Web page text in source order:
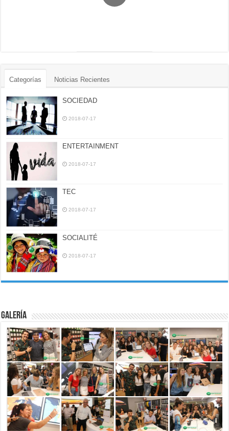
Categorías Noticias Recientes
SOCIEDAD
2018-07-17
ENTERTAINMENT
2018-07-17
TEC
2018-07-17
SOCIALITÉ
2018-07-17
Galería